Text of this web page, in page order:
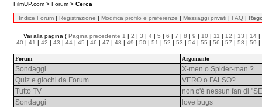
FilmUP.com > Forum > Cerca
Indice Forum | Registrazione | Modifica profilo e preferenze | Messaggi privati | FAQ |
Vai alla pagina ( Pagina precedente 1 | 2 | 3 | 4 | 5 | 6 | 7 | 8 | 9 | 10 | 11 | 12 | 13 | 14 |
40 | 41 | 42 | 43 | 44 | 45 | 46 | 47 | 48 | 49 | 50 | 51 | 52 | 53 | 54 | 55 | 56 | 57 | 58 | 59 |
Forum Argomento
Sondaggi
X-men o Spider-man ?
Quiz e giochi da Forum
VERO o FALSO?
Tutto TV
non c'è nessun fan di
Sondaggi
love bugs